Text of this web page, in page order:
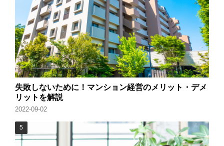
失敗しないために！マンション経営のメリット・デメ
リットを解説
2022-09-02